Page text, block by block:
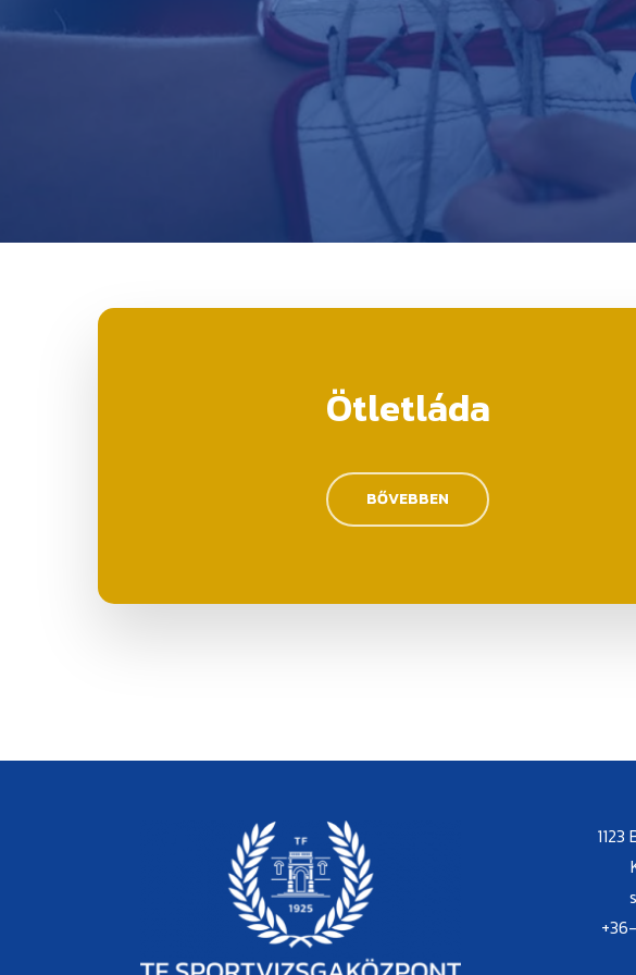
Ötletláda
BŐVEBBEN